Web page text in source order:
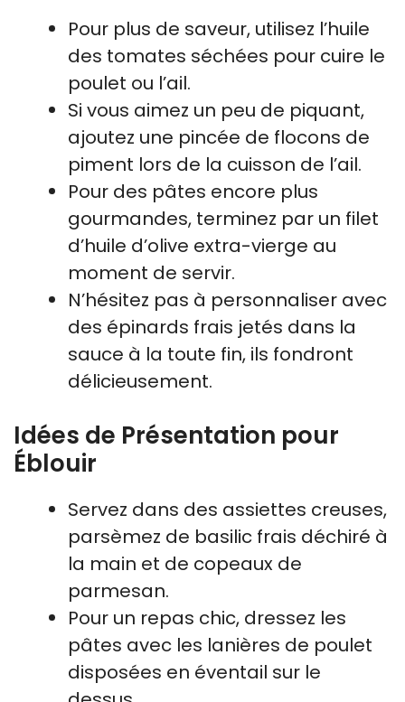
Pour plus de saveur, utilisez l’huile
des tomates séchées pour cuire le
poulet ou l’ail.
Si vous aimez un peu de piquant,
ajoutez une pincée de flocons de
piment lors de la cuisson de l’ail.
Pour des pâtes encore plus
gourmandes, terminez par un filet
d’huile d’olive extra-vierge au
moment de servir.
N’hésitez pas à personnaliser avec
des épinards frais jetés dans la
sauce à la toute fin, ils fondront
délicieusement.
Idées de Présentation pour
Éblouir
Servez dans des assiettes creuses,
parsèmez de basilic frais déchiré à
la main et de copeaux de
parmesan.
Pour un repas chic, dressez les
pâtes avec les lanières de poulet
disposées en éventail sur le